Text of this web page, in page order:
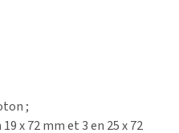
;
x 72 mm et 3 en 25 x 72